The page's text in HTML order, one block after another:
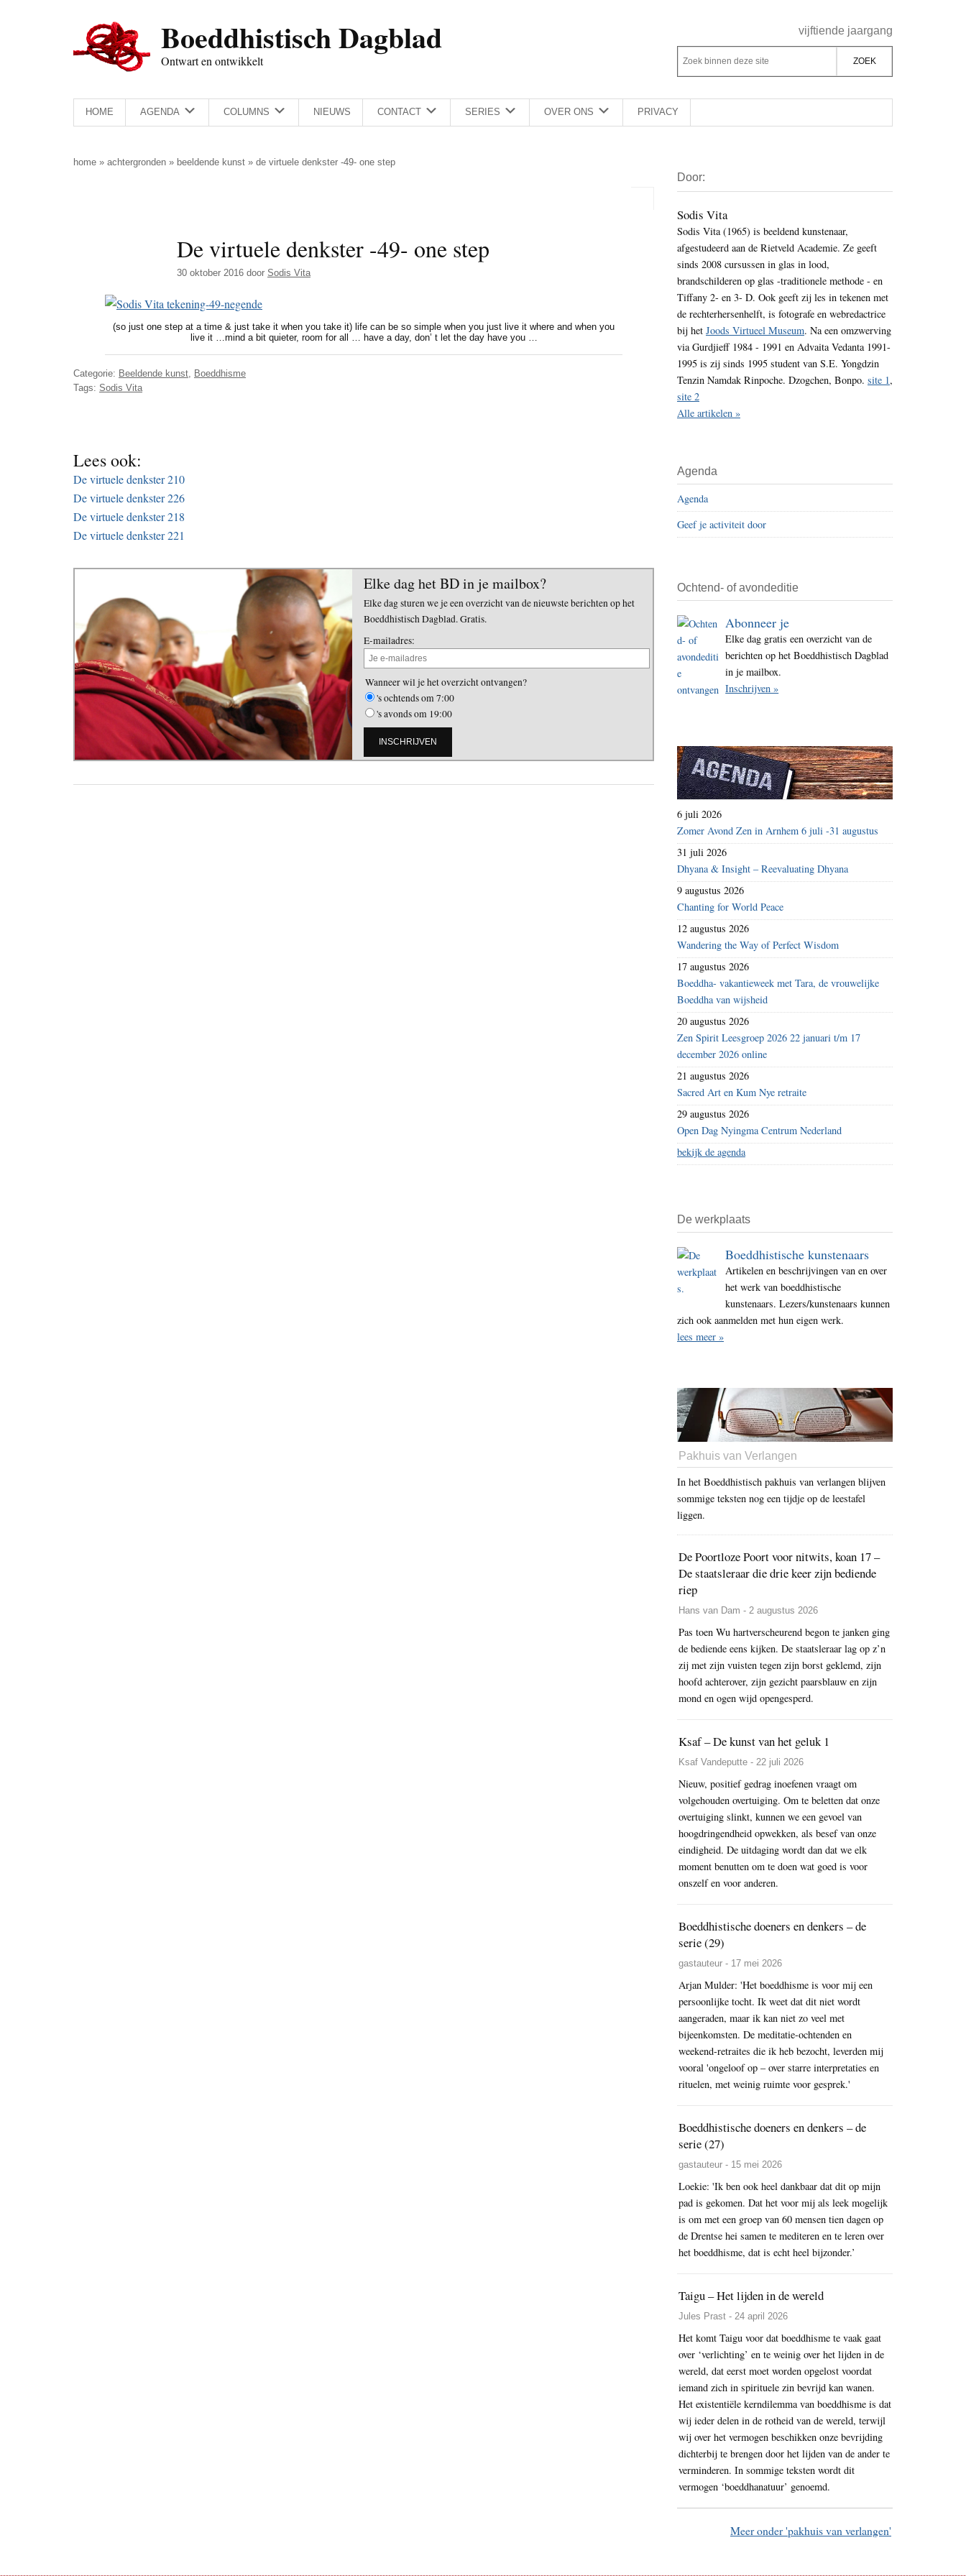
Boeddhistisch Dagblad
Ontwart en ontwikkelt
Rechts
vijftiende jaargang
Z
o
e
k
d
e
z
e
s
i
t
e
Z
o
k
b
n
n
d
e
z
e
s
i
t
HOME AGENDA COLUMNS NIEUWS CONTACT SERIES OVER ONS PRIVACY
home » achtergronden » beeldende kunst » de virtuele denkster -49- one step
De virtuele denkster -49- one step
30 oktober 2016 door Sodis Vita
(so just one step at a time & just take it when you take it) life can be so simple when you just live it where and when you
live it …mind a bit quieter, room for all … have a day, don’ t let the day have you …
Categorie: Beeldende kunst, Boeddhisme
Tags: Sodis Vita
Lees ook:
De virtuele denkster 210
De virtuele denkster 226
De virtuele denkster 218
De virtuele denkster 221
Elke dag het BD in je mailbox?
Elke dag sturen we je een overzicht van de nieuwste berichten op het
Boeddhistisch Dagblad. Gratis.
E-mailadres:
Wanneer wil je het overzicht ontvangen?
's ochtends om 7:00
's avonds om 19:00
Sidebar
Door:
Sodis Vita
Sodis Vita (1965) is beeldend kunstenaar,
afgestudeerd aan de Rietveld Academie. Ze geeft
sinds 2008 cursussen in glas in lood,
brandschilderen op glas -traditionele methode - en
Tiffany 2- en 3- D. Ook geeft zij les in tekenen met
de rechterhersenhelft, is fotografe en webredactrice
bij het Joods Virtueel Museum. Na een omzwerving
via Gurdjieff 1984 - 1991 en Advaita Vedanta 1991-
1995 is zij sinds 1995 student van S.E. Yongdzin
Tenzin Namdak Rinpoche. Dzogchen, Bonpo. site 1,
site 2
Alle artikelen »
Agenda
Agenda
Geef je activiteit door
Ochtend- of avondeditie
Abonneer je
Elke dag gratis een overzicht van de
berichten op het Boeddhistisch Dagblad
in je mailbox.
Inschrijven »
6 juli 2026
Zomer Avond Zen in Arnhem 6 juli -31 augustus
31 juli 2026
Dhyana & Insight – Reevaluating Dhyana
9 augustus 2026
Chanting for World Peace
12 augustus 2026
Wandering the Way of Perfect Wisdom
17 augustus 2026
Boeddha- vakantieweek met Tara, de vrouwelijke
Boeddha van wijsheid
20 augustus 2026
Zen Spirit Leesgroep 2026 22 januari t/m 17
december 2026 online
21 augustus 2026
Sacred Art en Kum Nye retraite
29 augustus 2026
Open Dag Nyingma Centrum Nederland
bekijk de agenda
De werkplaats
Boeddhistische kunstenaars
Artikelen en beschrijvingen van en over
het werk van boeddhistische
kunstenaars. Lezers/kunstenaars kunnen
zich ook aanmelden met hun eigen werk.
lees meer »
Pakhuis van Verlangen
In het Boeddhistisch pakhuis van verlangen blijven
sommige teksten nog een tijdje op de leestafel
liggen.
De Poortloze Poort voor nitwits, koan 17 –
De staatsleraar die drie keer zijn bediende
riep
Hans van Dam - 2 augustus 2026
Pas toen Wu hartverscheurend begon te janken ging
de bediende eens kijken. De staatsleraar lag op z’n
zij met zijn vuisten tegen zijn borst geklemd, zijn
hoofd achterover, zijn gezicht paarsblauw en zijn
mond en ogen wijd opengesperd.
Ksaf – De kunst van het geluk 1
Ksaf Vandeputte - 22 juli 2026
Nieuw, positief gedrag inoefenen vraagt om
volgehouden overtuiging. Om te beletten dat onze
overtuiging slinkt, kunnen we een gevoel van
hoogdringendheid opwekken, als besef van onze
eindigheid. De uitdaging wordt dan dat we elk
moment benutten om te doen wat goed is voor
onszelf en voor anderen.
Boeddhistische doeners en denkers – de
serie (29)
gastauteur - 17 mei 2026
Arjan Mulder: 'Het boeddhisme is voor mij een
persoonlijke tocht. Ik weet dat dit niet wordt
aangeraden, maar ik kan niet zo veel met
bijeenkomsten. De meditatie-ochtenden en
weekend-retraites die ik heb bezocht, leverden mij
vooral 'ongeloof op – over starre interpretaties en
rituelen, met weinig ruimte voor gesprek.'
Boeddhistische doeners en denkers – de
serie (27)
gastauteur - 15 mei 2026
Loekie: 'Ik ben ook heel dankbaar dat dit op mijn
pad is gekomen. Dat het voor mij als leek mogelijk
is om met een groep van 60 mensen tien dagen op
de Drentse hei samen te mediteren en te leren over
het boeddhisme, dat is echt heel bijzonder.’
Taigu – Het lijden in de wereld
Jules Prast - 24 april 2026
Het komt Taigu voor dat boeddhisme te vaak gaat
over ‘verlichting’ en te weinig over het lijden in de
wereld, dat eerst moet worden opgelost voordat
iemand zich in spirituele zin bevrijd kan wanen.
Het existentiële kerndilemma van boeddhisme is dat
wij ieder delen in de rotheid van de wereld, terwijl
wij over het vermogen beschikken onze bevrijding
dichterbij te brengen door het lijden van de ander te
verminderen. In sommige teksten wordt dit
vermogen ‘boeddhanatuur’ genoemd.
Meer onder 'pakhuis van verlangen'